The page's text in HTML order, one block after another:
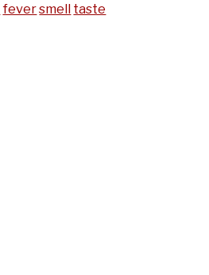
feversmell taste